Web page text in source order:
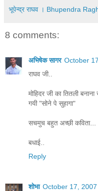
भूपेन्द्र राघव । Bhupendra
8 comments:
अभिषेक सागर October
राघव जी..
मोहिदर जी का तितली
गयी "सोने पे सुहागा"
सचमुच बहुत अच्छी कविता...
बधाई..
Reply
शोभा October 17,